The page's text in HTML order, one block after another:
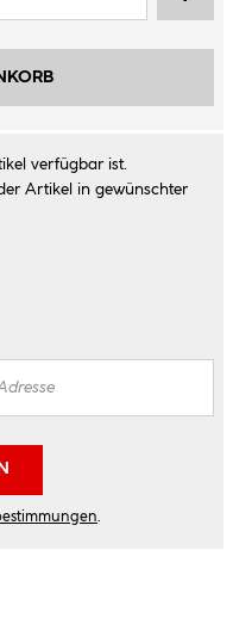
verfügbar ist.
Artikel in gewünschter